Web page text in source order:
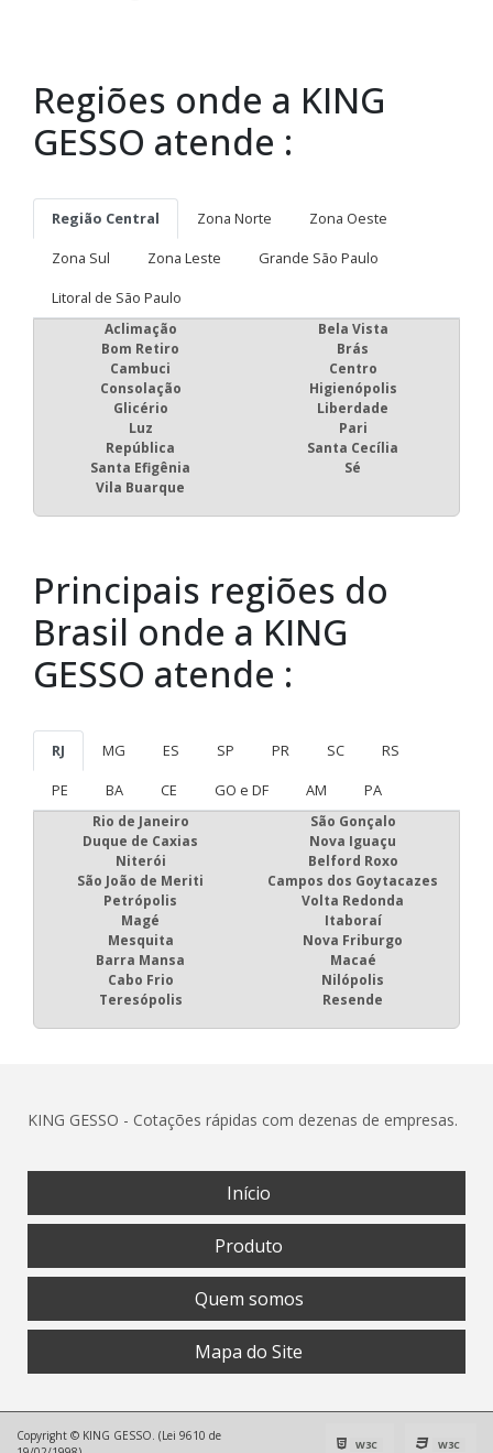
Regiões onde a KING
GESSO atende :
Região Central Zona Norte
Zona Oeste
Zona Sul
Zona Leste
Grande São Paulo
Litoral de São Paulo
Aclimação
Bela Vista
Bom Retiro
Brás
Cambuci
Centro
Consolação
Higienópolis
Glicério
Liberdade
Luz
Pari
República
Santa Cecília
Santa Efigênia
Sé
Vila Buarque
Principais regiões do
Brasil onde a KING
GESSO atende :
RJ MG ES SP PR SC
RS
PE
BA CE GO e DF AM PA
Rio de Janeiro
São Gonçalo
Duque de Caxias
Nova Iguaçu
Niterói
Belford Roxo
São João de Meriti
Campos dos Goytacazes
Petrópolis
Volta Redonda
Magé
Itaboraí
Mesquita
Nova Friburgo
Barra Mansa
Macaé
Cabo Frio
Nilópolis
Teresópolis
Resende
KING GESSO - Cotações rápidas com dezenas de empresas.
Início
Produto
Quem somos
Mapa do Site
Copyright © KING GESSO. (Lei 9610 de
W3C W3C